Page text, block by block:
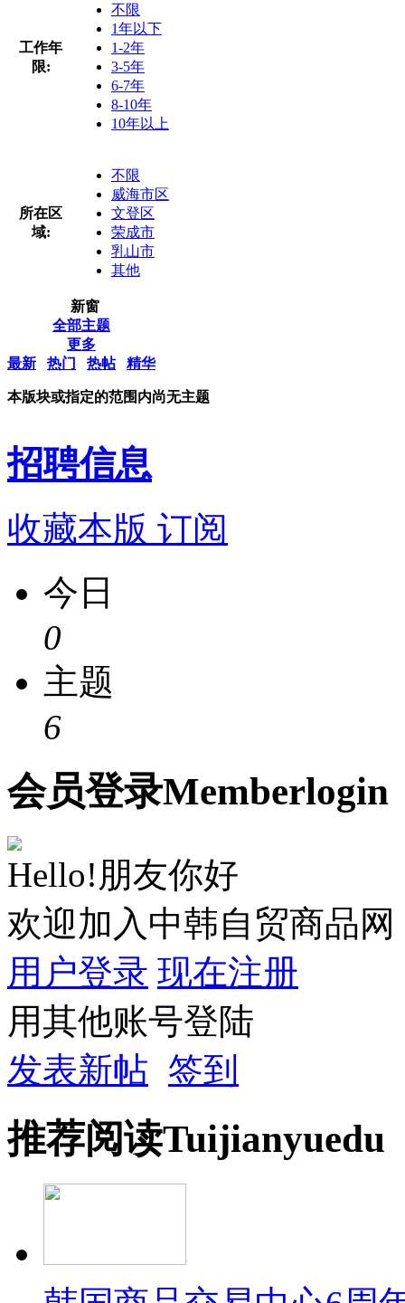
工作年
限:
不限
1年以下
1-2年
3-5年
6-7年
8-10年
10年以上
所在区
域:
不限
威海市区
文登区
荣成市
乳山市
其他
新窗
全部主题
更多
最新
热门 热帖 精华
本版块或指定的范围内尚无主题
招聘信息
收藏本版 订阅
今日
0
主题
6
会员登录Memberlogin
Hello!朋友你好
欢迎加入中韩自贸商品网
用户登录 现在注册
用其他账号登陆
发表新帖 签到
推荐阅读Tuijianyuedu